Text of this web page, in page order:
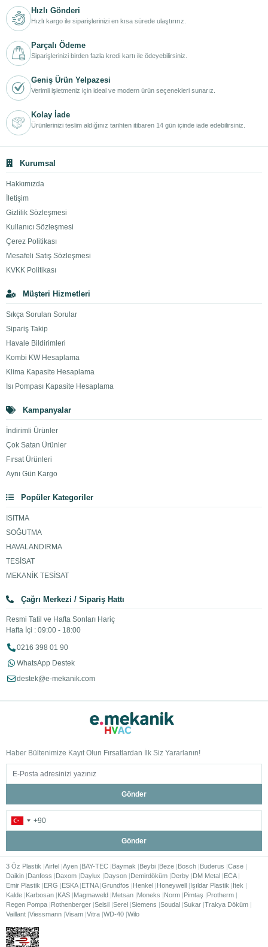
Hızlı Gönderi
Hızlı kargo ile siparişlerinizi en kısa sürede ulaştırırız.
Parçalı Ödeme
Siparişlerinizi birden fazla kredi kartı ile ödeyebilirsiniz.
Geniş Ürün Yelpazesi
Verimli işletmeniz için ideal ve modern ürün seçenekleri sunarız.
Kolay İade
Ürünlerinizi teslim aldığınız tarihten itibaren 14 gün içinde iade edebilirsiniz.
Kurumsal
Hakkımızda
İletişim
Gizlilik Sözleşmesi
Kullanıcı Sözleşmesi
Çerez Politikası
Mesafeli Satış Sözleşmesi
KVKK Politikası
Müşteri Hizmetleri
Sıkça Sorulan Sorular
Sipariş Takip
Havale Bildirimleri
Kombi KW Hesaplama
Klima Kapasite Hesaplama
Isı Pompası Kapasite Hesaplama
Kampanyalar
İndirimli Ürünler
Çok Satan Ürünler
Fırsat Ürünleri
Aynı Gün Kargo
Popüler Kategoriler
ISITMA
SOĞUTMA
HAVALANDIRMA
TESİSAT
MEKANİK TESİSAT
Çağrı Merkezi / Sipariş Hattı
Resmi Tatil ve Hafta Sonları Hariç
Hafta İçi : 09:00 - 18:00
0216 398 01 90
WhatsApp Destek
destek@e-mekanik.com
Haber Bültenimize Kayıt Olun Fırsatlardan İlk Siz Yararlanın!
Gönder
Gönder
3 Öz Plastik Airfel Ayen BAY-TEC Baymak Beybi Beze Bosch Buderus Case
Daikin Danfoss Daxom Daylux Dayson Demirdöküm Derby DM Metal ECA
Emir Plastik
ERG ESKA ETNA Grundfos Henkel Honeywell Işıldar Plastik
İtek
Kalde Karbosan KAS Magmaweld Metsan Moneks Norm Pimtaş
Protherm
Regen Pompa Rothenberger Selsil Serel Siemens Soudal Sukar Trakya Döküm
Vaillant Viessmann Visam Vitra WD-40 Wilo